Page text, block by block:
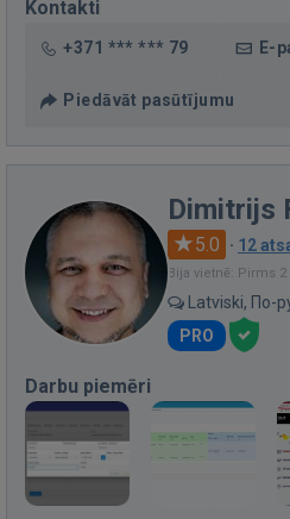
Kontakti
+371 *** *** 79 E-
Piedāvāt pasūtījumu
Dimitrijs
5.0 · 12
Bija vietnē: Pirms
Latviski, По-
PRO
Darbu piemēri